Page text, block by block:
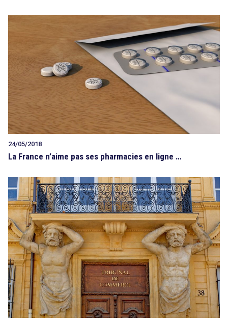
24/05/2018
La France n’aime pas ses pharmacies en ligne …